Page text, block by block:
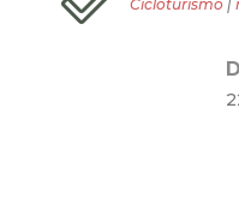
Cicloturismo |